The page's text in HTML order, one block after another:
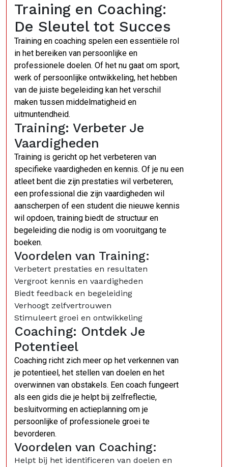
Training en Coaching:
De Sleutel tot Succes
Training en coaching spelen een essentiële rol
in het bereiken van persoonlijke en
professionele doelen. Of het nu gaat om sport,
werk of persoonlijke ontwikkeling, het hebben
van de juiste begeleiding kan het verschil
maken tussen middelmatigheid en
uitmuntendheid.
Training: Verbeter Je
Vaardigheden
Training is gericht op het verbeteren van
specifieke vaardigheden en kennis. Of je nu een
atleet bent die zijn prestaties wil verbeteren,
een professional die zijn vaardigheden wil
aanscherpen of een student die nieuwe kennis
wil opdoen, training biedt de structuur en
begeleiding die nodig is om vooruitgang te
boeken.
Voordelen van Training:
Verbetert prestaties en resultaten
Vergroot kennis en vaardigheden
Biedt feedback en begeleiding
Verhoogt zelfvertrouwen
Stimuleert groei en ontwikkeling
Coaching: Ontdek Je
Potentieel
Coaching richt zich meer op het verkennen van
je potentieel, het stellen van doelen en het
overwinnen van obstakels. Een coach fungeert
als een gids die je helpt bij zelfreflectie,
besluitvorming en actieplanning om je
persoonlijke of professionele groei te
bevorderen.
Voordelen van Coaching:
Helpt bij het identificeren van doelen en